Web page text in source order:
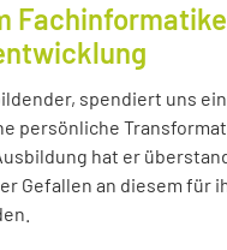
spendiert uns
persönliche
hat er
Gefallen an diesem für